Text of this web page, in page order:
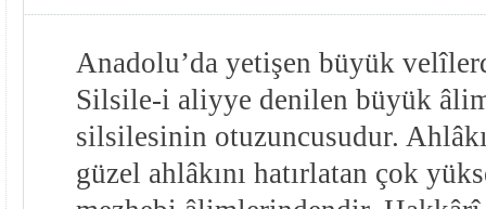
Anadolu’da yetişen büyük
Silsile-i aliyye denilen büyük
silsilesinin otuzuncusudur.
güzel ahlâkını hatırlatan çok